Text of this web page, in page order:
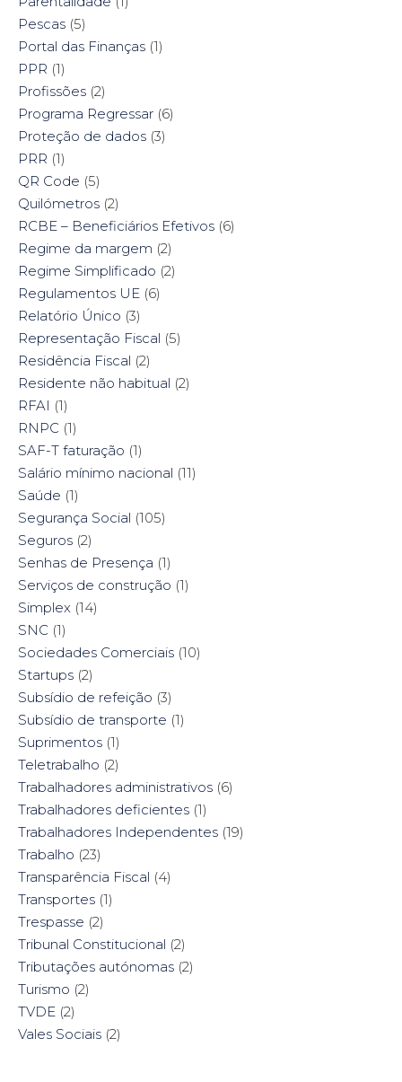
Pescas (5)
Portal das Finanças (1)
PPR (1)
Profissões (2)
Programa Regressar (6)
Proteção de dados (3)
PRR (1)
QR Code (5)
Quilómetros (2)
RCBE – Beneficiários Efetivos (6)
Regime da margem (2)
Regime Simplificado (2)
Regulamentos UE (6)
Relatório Único (3)
Representação Fiscal (5)
Residência Fiscal (2)
Residente não habitual (2)
RFAI (1)
RNPC (1)
SAF-T faturação (1)
Salário mínimo nacional (11)
Saúde (1)
Segurança Social (105)
Seguros (2)
Senhas de Presença (1)
Serviços de construção (1)
Simplex (14)
SNC (1)
Sociedades Comerciais (10)
Startups (2)
Subsídio de refeição (3)
Subsídio de transporte (1)
Suprimentos (1)
Teletrabalho (2)
Trabalhadores administrativos (6)
Trabalhadores deficientes (1)
Trabalhadores Independentes (19)
Trabalho (23)
Transparência Fiscal (4)
Transportes (1)
Trespasse (2)
Tribunal Constitucional (2)
Tributações autónomas (2)
Turismo (2)
TVDE (2)
Vales Sociais (2)